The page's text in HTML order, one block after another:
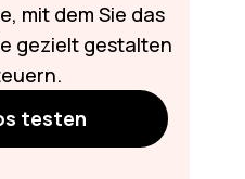
mit dem Sie das
gezielt gestalten
testen